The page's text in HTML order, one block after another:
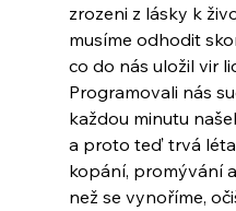
zrozeni z lásky k
musíme odhodit
co do nás uložil vir
Programovali nás
každou minutu
a proto teď trvá léta
kopání, promývání
než se vynoříme,